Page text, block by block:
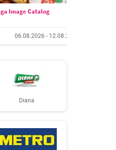
Image Catalog
06.08.2026 - 12.08.2026
Diana